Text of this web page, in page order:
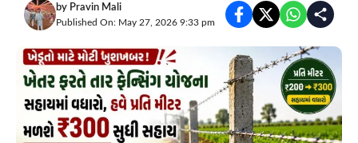
by Pravin Mali
Published On: May 27, 2026 9:33 pm